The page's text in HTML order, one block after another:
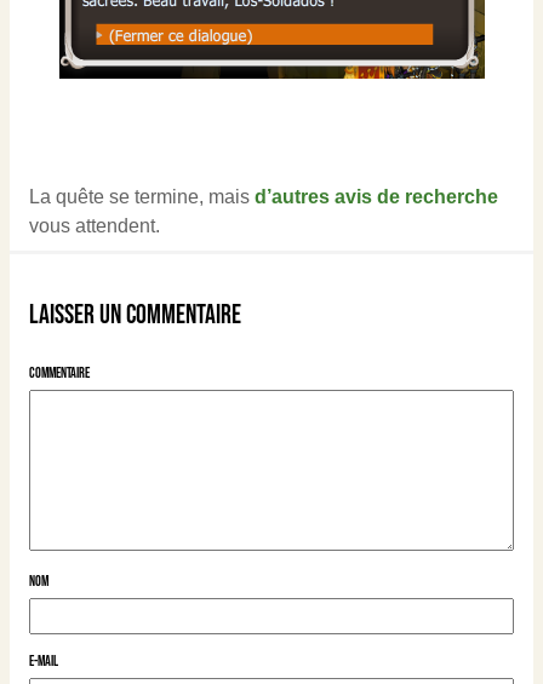
La quête se termine, mais d’autres avis de recherche
vous attendent.
Laisser un commentaire
Commentaire
Nom
E-mail